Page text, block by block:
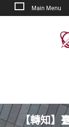
Main Menu
【轉知】